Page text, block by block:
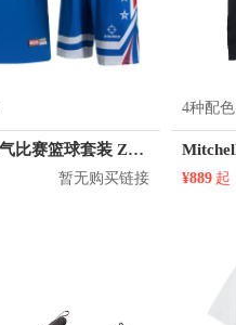
准者 透气比赛篮球套装 Z118210177
暂无购买链接
4种配色
¥889 起